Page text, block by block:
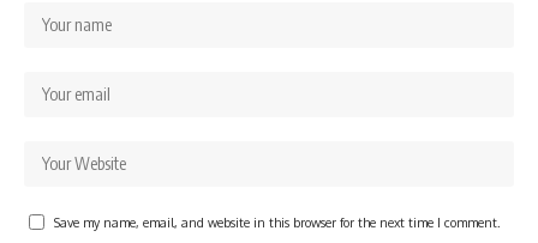
Save my name, email, and website in this browser for the next time I comment.